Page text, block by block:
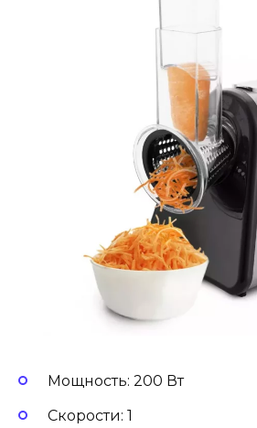
Мощность: 200 Вт
Скорости: 1